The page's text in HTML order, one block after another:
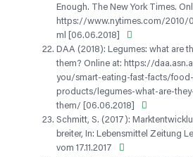
Enough. The New York Times.
https://www.nytimes.com/
ml [06.06.2018]
DAA (2018): Legumes: what are
them? Online at: https://
you/smart-eating-fast-facts/
products/legumes-what-are-
them/ [06.06.2018]
Schmitt, S. (2017):
breiter, In: Lebensmittel Zeitung
vom 17.11.2017